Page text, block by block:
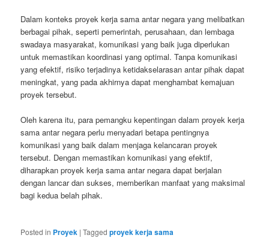
Dalam konteks proyek kerja sama antar negara yang melibatkan
berbagai pihak, seperti pemerintah, perusahaan, dan lembaga
swadaya masyarakat, komunikasi yang baik juga diperlukan
untuk memastikan koordinasi yang optimal. Tanpa komunikasi
yang efektif, risiko terjadinya ketidakselarasan antar pihak dapat
meningkat, yang pada akhirnya dapat menghambat kemajuan
proyek tersebut.
Oleh karena itu, para pemangku kepentingan dalam proyek kerja
sama antar negara perlu menyadari betapa pentingnya
komunikasi yang baik dalam menjaga kelancaran proyek
tersebut. Dengan memastikan komunikasi yang efektif,
diharapkan proyek kerja sama antar negara dapat berjalan
dengan lancar dan sukses, memberikan manfaat yang maksimal
bagi kedua belah pihak.
Posted in Proyek |Tagged proyek kerja sama